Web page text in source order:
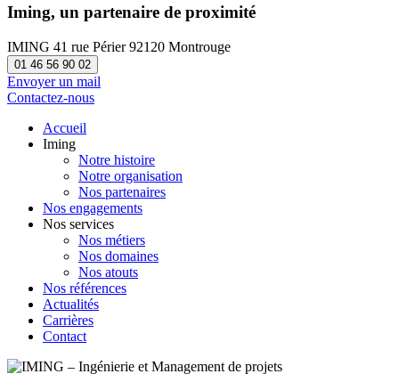
Iming, un partenaire de proximité
IMING 41 rue Périer 92120 Montrouge
01 46 56 90 02
Envoyer un mail
Contactez-nous
Accueil
Iming
Notre histoire
Notre organisation
Nos partenaires
Nos engagements
Nos services
Nos métiers
Nos domaines
Nos atouts
Nos références
Actualités
Carrières
Contact